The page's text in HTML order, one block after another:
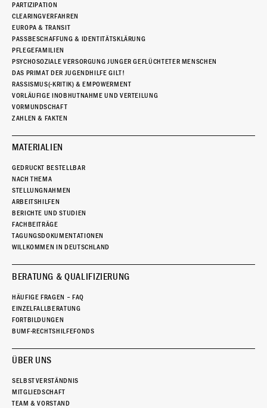
PARTIZIPATION
CLEARINGVERFAHREN
EUROPA & TRANSIT
PASSBESCHAFFUNG & IDENTITÄTSKLÄRUNG
PFLEGEFAMILIEN
PSYCHOSOZIALE VERSORGUNG JUNGER GEFLÜCHTETER MENSCHEN
DAS PRIMAT DER JUGENDHILFE GILT!
RASSISMUS(-KRITIK) & EMPOWERMENT
VORLÄUFIGE INOBHUTNAHME UND VERTEILUNG
VORMUNDSCHAFT
ZAHLEN & FAKTEN
MATERIALIEN
GEDRUCKT BESTELLBAR
NACH THEMA
STELLUNGNAHMEN
ARBEITSHILFEN
BERICHTE UND STUDIEN
FACHBEITRÄGE
TAGUNGSDOKUMENTATIONEN
WILLKOMMEN IN DEUTSCHLAND
BERATUNG & QUALIFIZIERUNG
HÄUFIGE FRAGEN – FAQ
EINZELFALLBERATUNG
FORTBILDUNGEN
BUMF-RECHTSHILFEFONDS
ÜBER UNS
SELBSTVERSTÄNDNIS
MITGLIEDSCHAFT
TEAM & VORSTAND